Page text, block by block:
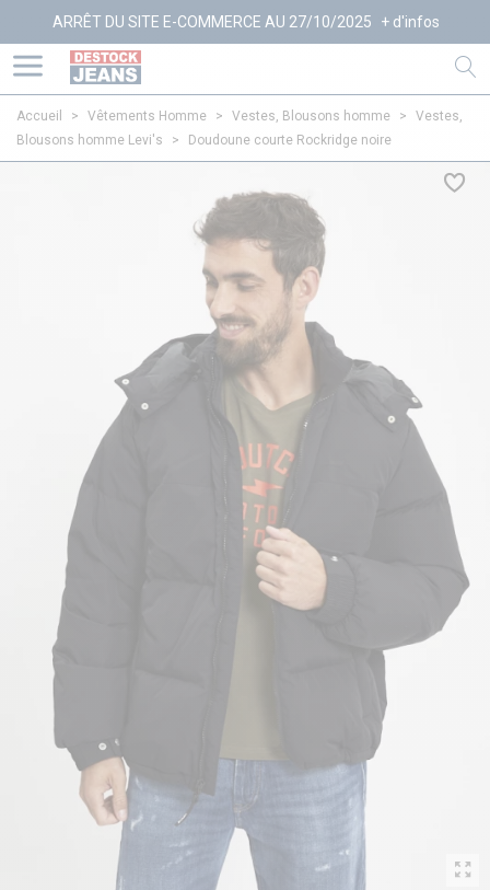
DU SITE E-COMMERCE AU 27/10/2025 + d'infos
Accueil > Vêtements Homme > Vestes, Blousons homme >
Vestes,
Blousons homme Levi's
> Doudoune courte Rockridge noire